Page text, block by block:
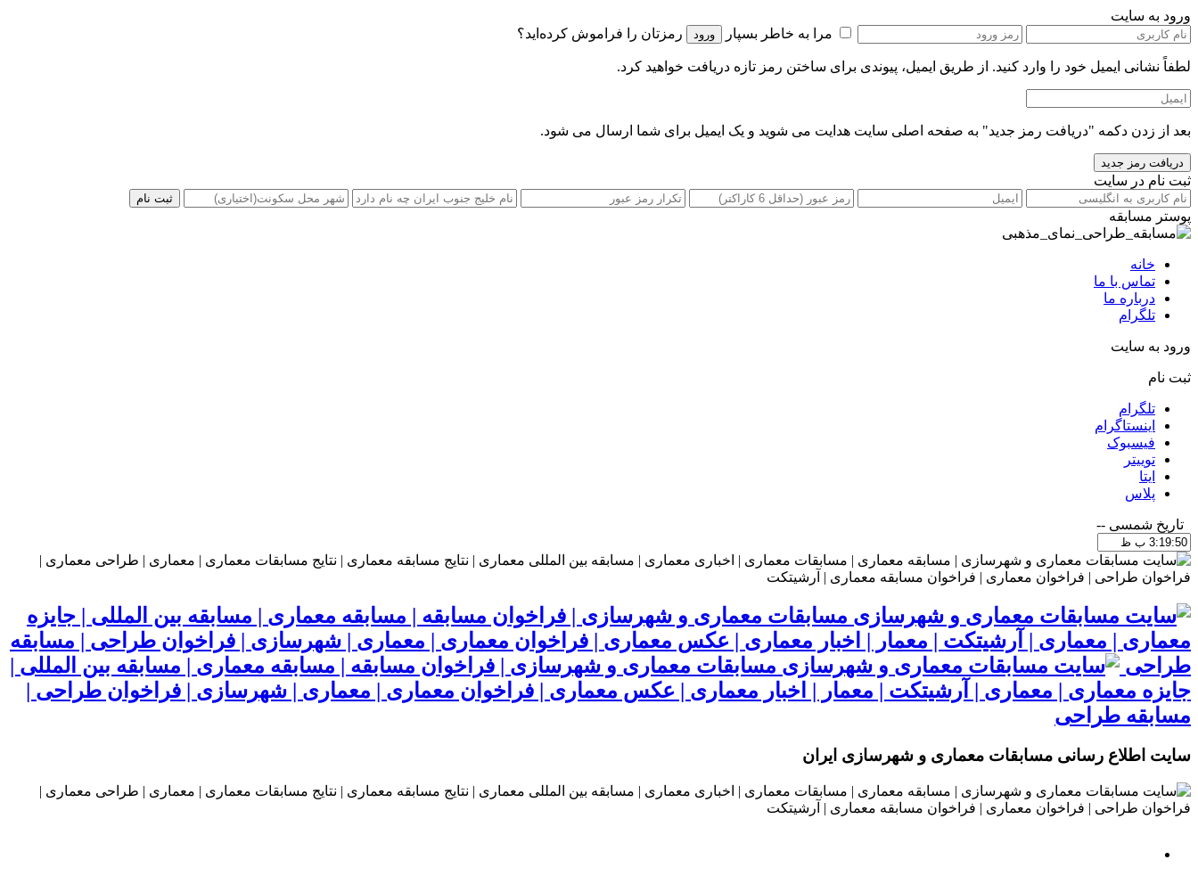
ورود به سایت
مرا به خاطر بسپار
رمزتان را فراموش کرده‌اید؟
لطفاً نشانی ایمیل خود را‌ وارد کنید. از طریق ایمیل، پیوندی برای ساختن رمز تازه دریافت خواهید کرد.
بعد از زدن دکمه "دریافت رمز جدید" به صفحه اصلی سایت هدایت می شوید و یک ایمیل برای شما ارسال می شود.
ثبت نام در سایت
پوستر مسابقه
خانه
تماس با ما
درباره ما
تلگرام
ورود به سایت
ثبت نام
تلگرام
اینستاگرام
فیسبوک
توییتر
ایتا
پلاس
تاریخ شمسی --
مسابقات معماری و شهرسازی | فراخوان مسابقه | مسابقه معماری | مسابقه بین المللی | جایزه
معماری | معماری | آرشیتکت | معمار | اخبار معماری | عکس معماری | فراخوان معماری | معماری | شهرسازی | فراخوان طراحی | مسابقه
طراحی
مسابقات معماری و شهرسازی | فراخوان مسابقه | مسابقه معماری | مسابقه بین المللی |
جایزه معماری | معماری | آرشیتکت | معمار | اخبار معماری | عکس معماری | فراخوان معماری | معماری | شهرسازی | فراخوان طراحی |
مسابقه طراحی
سایت اطلاع رسانی مسابقات معماری و شهرسازی ایران